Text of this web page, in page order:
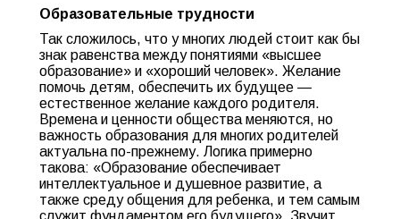
Образовательные трудности
Так сложилось, что у многих людей стоит как бы
знак равенства между понятиями «высшее
образование» и «хороший человек». Желание
помочь детям, обеспечить их будущее —
естественное желание каждого родителя.
Времена и ценности общества меняются, но
важность образования для многих родителей
актуальна по-прежнему. Логика примерно
такова: «Образование обеспечивает
интеллектуальное и душевное развитие, а
также среду общения для ребенка, и тем самым
служит фундаментом его будущего». Звучит